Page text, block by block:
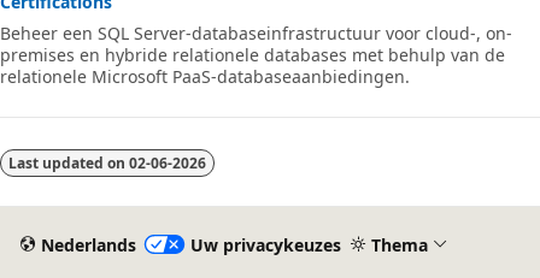
Beheer een SQL Server-databaseinfrastructuur voor cloud-, on-
premises en hybride relationele databases met behulp van de
relationele Microsoft PaaS-databaseaanbiedingen.
Last updated on 02-06-2026
Nederlands Uw privacykeuzes Thema